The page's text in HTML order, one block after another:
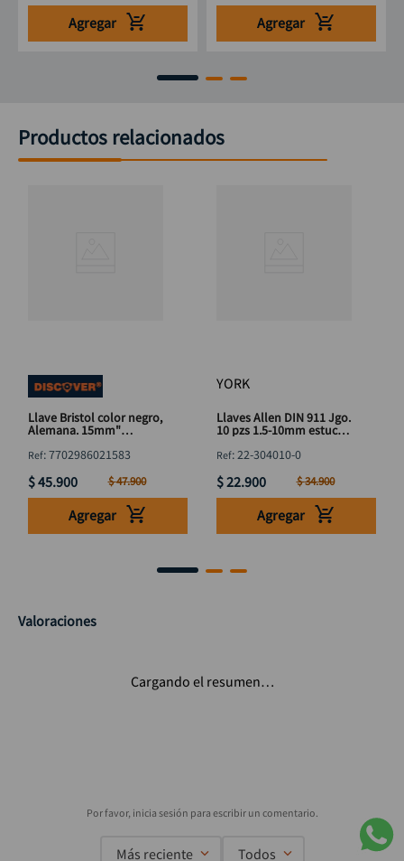
Agregar Agregar
Productos relacionados
Llave Bristol color negro,
Alemana. 15mm"
:7702986021583
$45.900 $47.900
Agregar
YORK
Llaves Allen DIN 911 Jgo.
10 pzs 1.5-10mm estuche
:22-304010-0
$22.900 $34.900
Agregar
Valoraciones
Cargando el resumen…
Más reciente Todos